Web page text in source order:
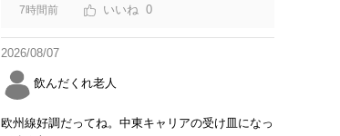
7時間前 0
2026/08/07
飲んだくれ老人
欧州線好調だってね。中東キャリアの受け皿になっ